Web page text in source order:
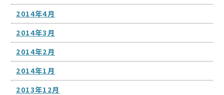
2014年4月
2014年3月
2014年2月
2014年1月
2013年12月